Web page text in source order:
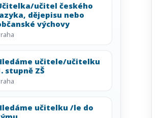
učitel českého
dějepisu nebo
výchovy
učitele/učitelku
stupně ZŠ
učitelku /le do